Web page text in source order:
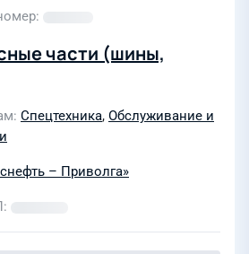
части (шины,
Спецтехника, Обслуживание и
– Приволга»